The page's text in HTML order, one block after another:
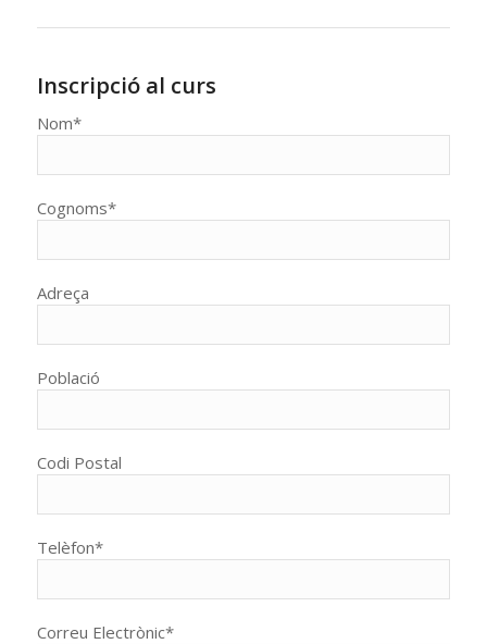
Inscripció al curs
Nom*
Cognoms*
Adreça
Població
Codi Postal
Telèfon*
Correu Electrònic*